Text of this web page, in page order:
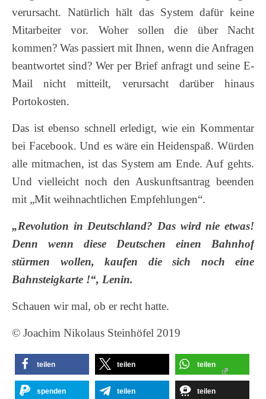
verursacht. Natürlich hält das System dafür keine
Mitarbeiter vor. Woher sollen die über Nacht
kommen? Was passiert mit Ihnen, wenn die Anfragen
beantwortet sind? Wer per Brief anfragt und seine E-
Mail nicht mitteilt, verursacht darüber hinaus
Portokosten.
Das ist ebenso schnell erledigt, wie ein Kommentar
bei Facebook. Und es wäre ein Heidenspaß. Würden
alle mitmachen, ist das System am Ende. Auf gehts.
Und vielleicht noch den Auskunftsantrag beenden
mit „Mit weihnachtlichen Empfehlungen“.
„Revolution in Deutschland? Das wird nie etwas!
Denn wenn diese Deutschen einen Bahnhof
stürmen wollen, kaufen die sich noch eine
Bahnsteigkarte !“, Lenin.
Schauen wir mal, ob er recht hatte.
© Joachim Nikolaus Steinhöfel 2019
teilen teilen teilen
spenden teilen teilen